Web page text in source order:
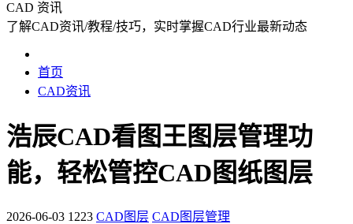
CAD 资讯
了解CAD资讯/教程/技巧，实时掌握CAD行业最新动态
首页
CAD资讯
浩辰CAD看图王图层管理功
能，轻松管控CAD图纸图层
2026-06-03 1223 CAD图层 CAD图层管理